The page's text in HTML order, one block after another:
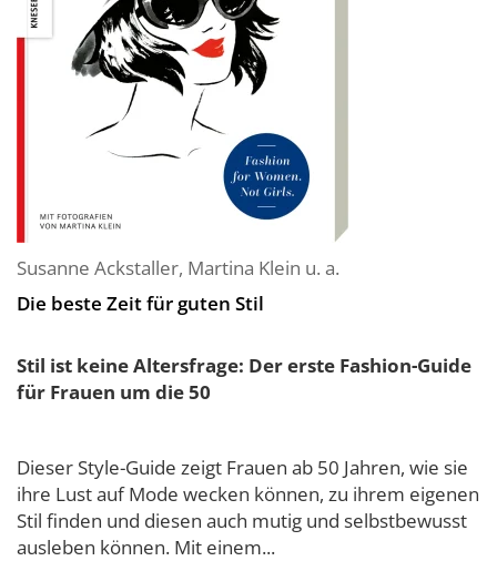
Susanne Ackstaller, Martina Klein u. a.
Die beste Zeit für guten Stil
Stil ist keine Altersfrage: Der erste Fashion-Guide
für Frauen um die 50
Dieser Style-Guide zeigt Frauen ab 50 Jahren, wie sie
ihre Lust auf Mode wecken können, zu ihrem eigenen
Stil finden und diesen auch mutig und selbstbewusst
ausleben können. Mit einem...